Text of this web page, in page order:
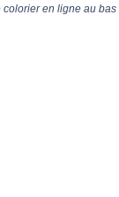
colorier en ligne au bas